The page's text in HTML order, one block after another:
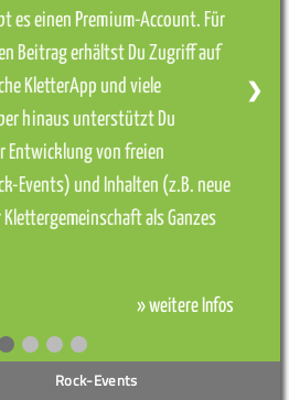
es einen Premium-Account. Für
Beitrag erhältst Du Zugriff auf
KletterApp und viele
hinaus unterstützt Du
Entwicklung von freien
Events) und Inhalten (z.B. neue
als Ganzes
» weitere Infos
❯
Rock-Events